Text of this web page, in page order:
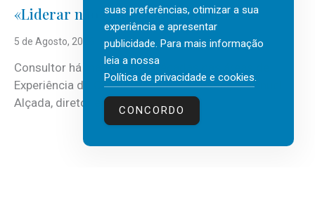
«Liderar não é um talento místico.»
5 de Agosto, 2026
Consultor há mais de três décadas nas áreas de
Experiência do Cliente, Vendas e Liderança, Manuel
Alçada, diretor executivo da...
suas preferências, otimizar a sua
experiência e apresentar
publicidade. Para mais informação
leia a nossa
Política de privacidade e cookies.
CONCORDO